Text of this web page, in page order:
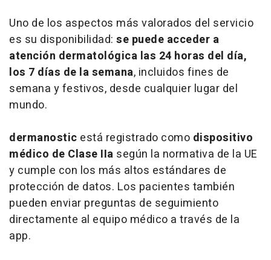
Uno de los aspectos más valorados del servicio
es su disponibilidad: se puede acceder a
atención dermatológica las 24 horas del día,
los 7 días de la semana, incluidos fines de
semana y festivos, desde cualquier lugar del
mundo.
dermanostic está registrado como dispositivo
médico de Clase IIa según la normativa de la UE
y cumple con los más altos estándares de
protección de datos. Los pacientes también
pueden enviar preguntas de seguimiento
directamente al equipo médico a través de la
app.